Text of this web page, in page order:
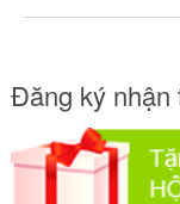
Đăng ký nhận